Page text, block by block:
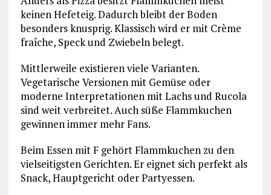
keinen Hefeteig. Dadurch bleibt der Boden
besonders knusprig. Klassisch wird er mit Crème
fraîche, Speck und Zwiebeln belegt.
Mittlerweile existieren viele Varianten.
Vegetarische Versionen mit Gemüse oder
moderne Interpretationen mit Lachs und Rucola
sind weit verbreitet. Auch süße Flammkuchen
gewinnen immer mehr Fans.
Beim Essen mit F gehört Flammkuchen zu den
vielseitigsten Gerichten. Er eignet sich perfekt als
Snack, Hauptgericht oder Partyessen.